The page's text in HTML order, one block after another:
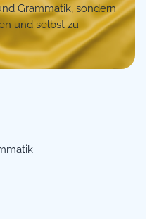
Grammatik, sondern
und selbst zu